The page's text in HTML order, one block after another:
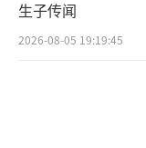
世立已经付款了
生子传闻
2026-08-05 19:19:45